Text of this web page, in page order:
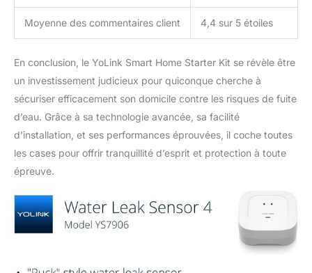
plus de 5 ans, assurant
une protection continue.
concentrateur YoLink et
3 capteurs, 4 articles au
total. Le « nombre
référence aux quatre
produits individuels dans
le colis, et non à quatre
Moyenne des commentaires client 4,4 sur 5 étoiles
En conclusion, le YoLink Smart Home Starter Kit se révèle être
un investissement judicieux pour quiconque cherche à
sécuriser efficacement son domicile contre les risques de fuite
d’eau. Grâce à sa technologie avancée, sa facilité
d’installation, et ses performances éprouvées, il coche toutes
les cases pour offrir tranquillité d’esprit et protection à toute
épreuve.